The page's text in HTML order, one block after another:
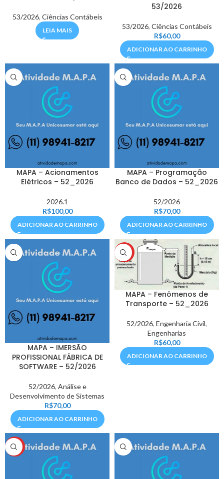
53/2026, Ciências Contábeis
LEIA MAIS
53/2026
53/2026, Ciências Contábeis
R$60,00
ADICIONAR AO CARRINHO
MAPA – Acionamentos
Elétricos – 52_2026
2026.1
R$100,00
ADICIONAR AO CARRINHO
MAPA – Programação
Banco de Dados – 52_2026
52/2026
R$70,00
ADICIONAR AO CARRINHO
MAPA – IMERSÃO
PROFISSIONAL FÁBRICA DE
SOFTWARE – 52/2026
52/2026, Análise e
Desenvolvimento de Sistemas
R$70,00
ADICIONAR AO CARRINHO
HOT
MAPA – Fenômenos de
Transporte – 52_2026
52/2026, Engenharia Civil,
Engenharias
R$60,00
ADICIONAR AO CARRINHO
HOT